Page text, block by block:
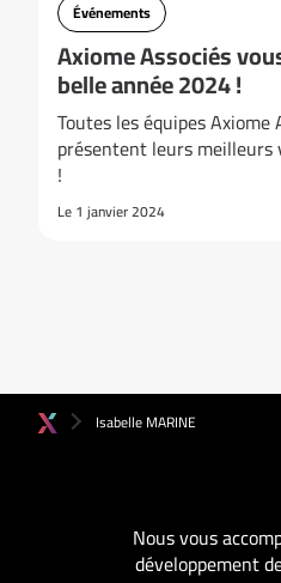
Événements
Axiome Associés
belle année 2024 !
Toutes les équipes Axiome
présentent leurs
!
Le 1 janvier 2024
Isabelle MARINE
Nous vous
développement